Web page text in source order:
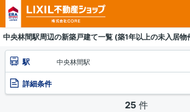
中央林間駅周辺の新築戸建て一覧 (築1年以上の未入居物
駅 中央林間駅
詳細条件
25 件